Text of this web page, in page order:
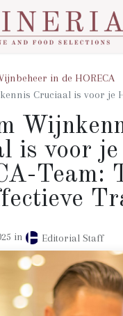
in de HORECA
is voor je HORECA-Team:
is voor je
Team:
in Editorial Staff